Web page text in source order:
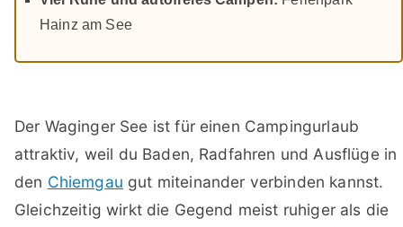
Hainz am See
Der Waginger See ist für einen Campingurlaub
attraktiv, weil du Baden, Radfahren und Ausflüge in
den Chiemgau gut miteinander verbinden kannst.
Gleichzeitig wirkt die Gegend meist ruhiger als die